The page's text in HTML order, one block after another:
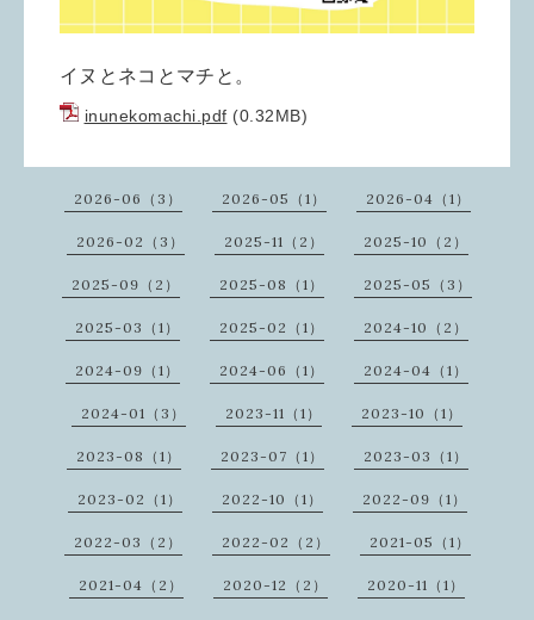
イヌとネコとマチと。
inunekomachi.pdf (0.32MB)
2026-06（3） 2026-05（1） 2026-04（1）
2026-02（3） 2025-11（2） 2025-10（2）
2025-09（2） 2025-08（1） 2025-05（3）
2025-03（1） 2025-02（1） 2024-10（2）
2024-09（1） 2024-06（1） 2024-04（1）
2024-01（3） 2023-11（1） 2023-10（1）
2023-08（1） 2023-07（1） 2023-03（1）
2023-02（1） 2022-10（1） 2022-09（1）
2022-03（2） 2022-02（2） 2021-05（1）
2021-04（2） 2020-12（2） 2020-11（1）